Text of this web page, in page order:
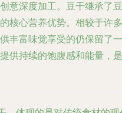
意深度加工。豆干继承了豆
核心营养优势。相较于许多
丰富味觉享受的仍保留了一
供持续的饱腹感和能量，是